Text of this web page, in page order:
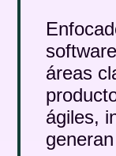
áreas
ágiles,